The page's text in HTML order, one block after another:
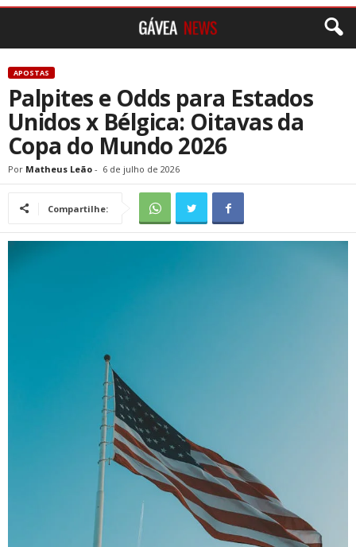
APOSTAS
Palpites e Odds para Estados
Unidos x Bélgica: Oitavas da
Copa do Mundo 2026
Por Matheus Leão - 6 de julho de 2026
Compartilhe: